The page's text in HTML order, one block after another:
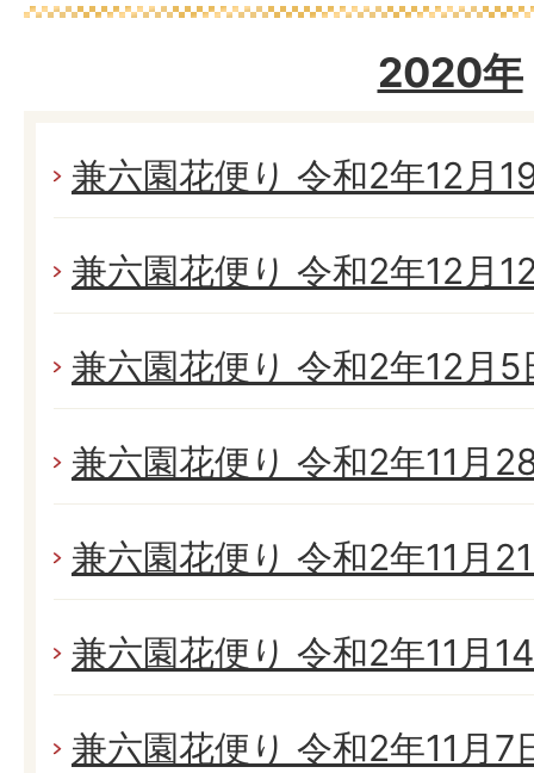
2020年
兼六園花便り 令和2年12月
兼六園花便り 令和2年12月
兼六園花便り 令和2年12月
兼六園花便り 令和2年11月
兼六園花便り 令和2年11月
兼六園花便り 令和2年11月
兼六園花便り 令和2年11月7